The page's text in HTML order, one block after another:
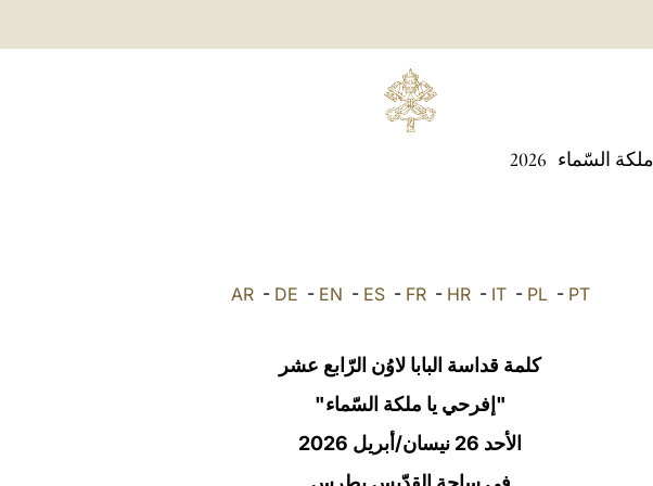
السّماء 2026
AR- DE - EN - ES- FR- HR- IT- PL- PT
كلمة قداسة البابا لاوُن الرّابع عشر
"إفرحي يا ملكة السّماء"
الأحد 26 نيسان/أبريل 2026